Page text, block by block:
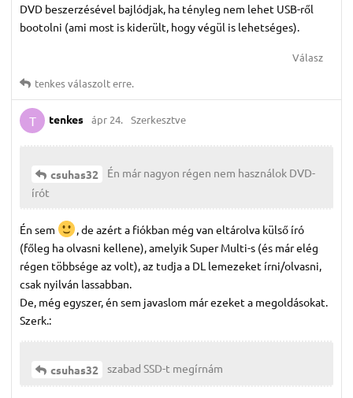
DVD beszerzésével bajlódjak, ha tényleg nem lehet USB-ről
bootolni (ami most is kiderült, hogy végül is lehetséges).
Válasz
tenkesválaszolt erre.
T tenkes ápr 24. Szerkesztve
csuhas32
Én már nagyon régen nem használok DVD-
írót
Én sem
, de azért a fiókban még van eltárolva külső író
(főleg ha olvasni kellene), amelyik Super Multi-s (és már elég
régen többsége az volt), az tudja a DL lemezeket írni/olvasni,
csak nyilván lassabban.
De, még egyszer, én sem javaslom már ezeket a megoldásokat.
Szerk.:
csuhas32 szabad SSD-t megírnám